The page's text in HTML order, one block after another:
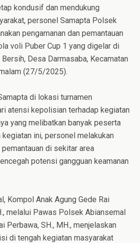
kondusif dan mendukung
personel Samapta Polsek
pengamanan dan pemantauan
voli Puber Cup 1 yang digelar di
Desa Darmasaba, Kecamatan
(27/5/2025).
di lokasi turnamen
atensi kepolisian terhadap kegiatan
yang melibatkan banyak peserta
kegiatan ini, personel melakukan
di sekitar area
potensi gangguan keamanan
Kompol Anak Agung Gede Rai
melalui Pawas Polsek Abiansemal
Perbawa, SH., MH., menjelaskan
di tengah kegiatan masyarakat